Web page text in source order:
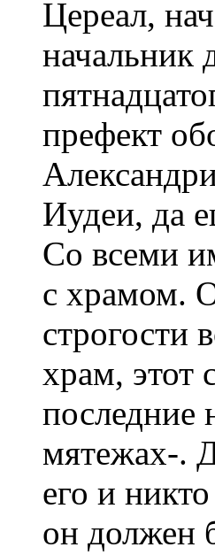
Цереал,
начальник
префект
Иудеи, да
Со всеми
с храмом.
строгости
храм, этот
последние
мятежах-.
его и
он должен